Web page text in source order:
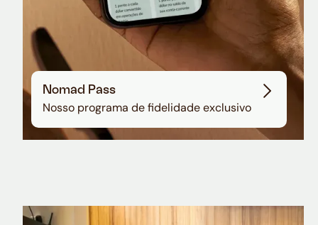
Nomad Pass
Nosso programa de fidelidade exclusivo